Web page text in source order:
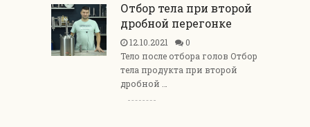
Отбор тела при второй
дробной перегонке
12.10.2021
0
Тело после отбора голов Отбор
тела продукта при второй
дробной …